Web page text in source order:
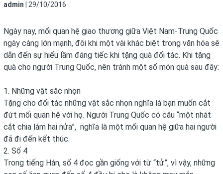
admin 29/10/2016
Ngày nay, mối quan hệ giao thương giữa Việt Nam-Trung Quốc
ngày càng lớn mạnh, đôi khi một vài khác biệt trong văn hóa sẽ
dẫn đến sự hiểu lầm đáng tiếc khi tặng quà đối tác. Khi tặng
quà cho người Trung Quốc, nên tránh một số món quà sau đây:
1. Những vật sắc nhọn
Tặng cho đối tác những vật sắc nhọn nghĩa là bạn muốn cắt
đứt mối quan hệ với họ. Người Trung Quốc có câu “một nhát
cắt chia làm hai nửa”, nghĩa là một mối quan hệ giữa hai người
đã đi đến kết thúc.
2. Số 4
Trong tiếng Hán, số 4 đọc gần giống với từ “tử”, vì vậy, những